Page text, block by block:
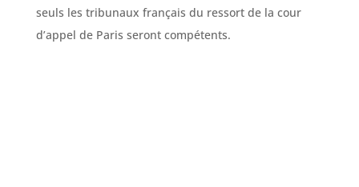
seuls les tribunaux français du ressort de la cour
d’appel de Paris seront compétents.